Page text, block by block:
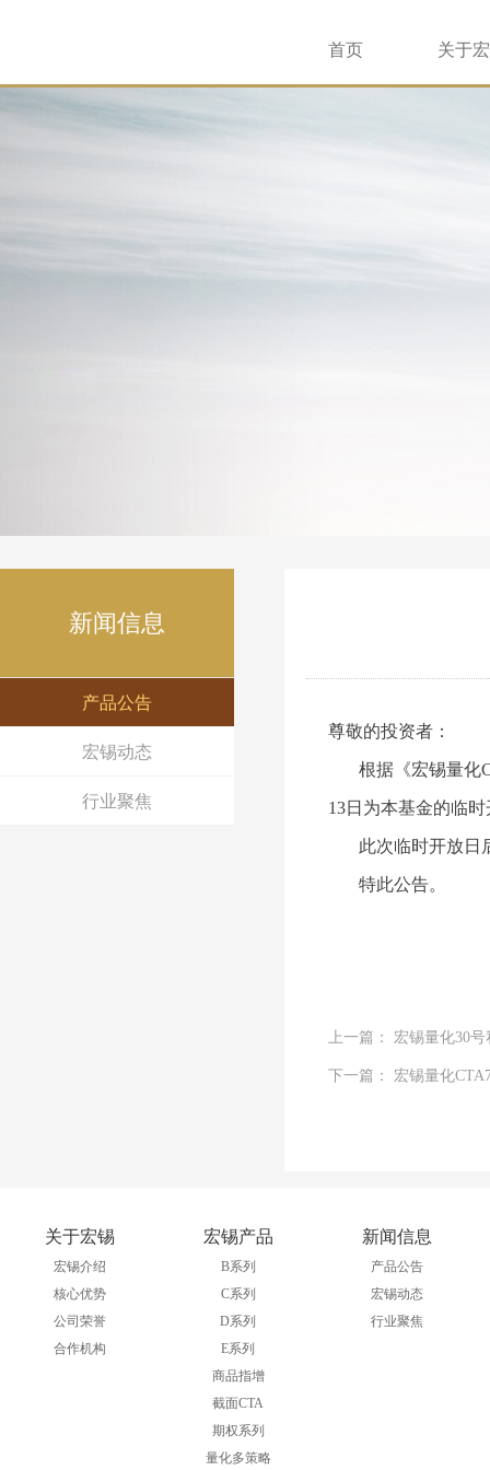
首页 关于
新闻信息
产品公告
宏锡动态
行业聚焦
尊敬的投资者：
根据《宏锡量化
13日为本基金的临
此次临时开放日后
特此公告。
上一篇： 宏锡量化30
下一篇： 宏锡量化
关于宏锡
宏锡介绍
核心优势
公司荣誉
合作机构
宏锡产品
B系列
C系列
D系列
E系列
商品指增
截面CTA
期权系列
量化多策略
新闻信息
产品公告
宏锡动态
行业聚焦